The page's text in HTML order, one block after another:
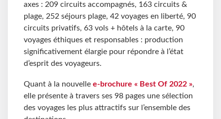
axes : 209 circuits accompagnés, 163 circuits &
plage, 252 séjours plage, 42 voyages en liberté, 90
circuits privatifs, 63 vols + hôtels à la carte, 90
voyages éthiques et responsables : production
significativement élargie pour répondre à l’état
d’esprit des voyageurs.
Quant à la nouvelle e-brochure « Best Of 2022 »,
elle présente à travers ses 98 pages une sélection
des voyages les plus attractifs sur l’ensemble des